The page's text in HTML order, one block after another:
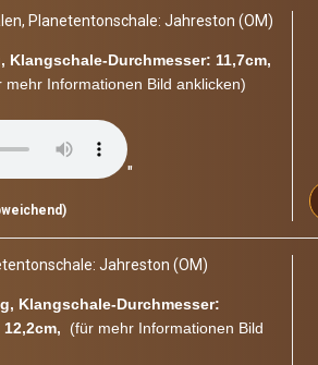
Mondton
Neptun
Pi-Frequenz
Siderischer-Mond
Sonnenton
Tageston
Theta-Welle
Pla­ne­ten­ton­scha­le: Jah­res­ton (OM)
Klangschale-​Durchmesser: 11,7cm,
mehr In­for­ma­tio­nen Bild an­kli­cken)
"
Jah­res­ton (OM)
Klangschale-​Durchmesser:
(für mehr In­for­ma­tio­nen Bild